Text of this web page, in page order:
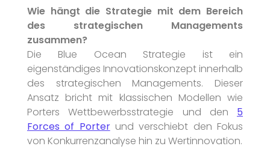
Wie hängt die Strategie mit dem Bereich
des strategischen Managements
zusammen?
Die Blue Ocean Strategie ist ein
eigenständiges Innovationskonzept innerhalb
des strategischen Managements. Dieser
Ansatz bricht mit klassischen Modellen wie
Porters Wettbewerbsstrategie und den 5
Forces of Porterund verschiebt den Fokus
von Konkurrenzanalyse hin zu Wertinnovation.